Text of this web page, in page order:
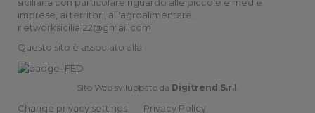
imprese, ai territori, all'agroalimentare.
networksicilia122@gmail.com
Questo sito è associato alla
Sito Web sviluppato da Digitrend S.r.l
Change privacy settings Privacy Policy